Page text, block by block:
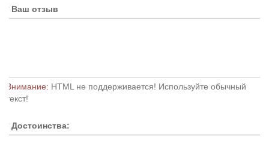
Ваш отзыв
Внимание: HTML не поддерживается! Используйте обычный
текст!
Достоинства: